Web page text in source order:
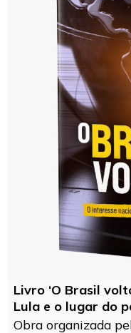
Livro ‘O Brasil
Lula e o lugar do
Obra organizada